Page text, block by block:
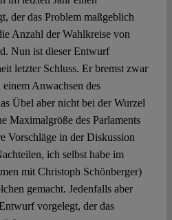
der das Problem maßgeblich
Anzahl der Wahlkreise von
Nun ist dieser Entwurf
letzter Schluss. Er bremst zwar
Anwachsen des
Übel aber nicht bei der Wurzel
Maximalgröße des Parlaments
Vorschläge in der Diskussion
ich selbst habe im
mit Christoph Schönberger)
gemacht. Jedenfalls aber
vorgelegt, der das